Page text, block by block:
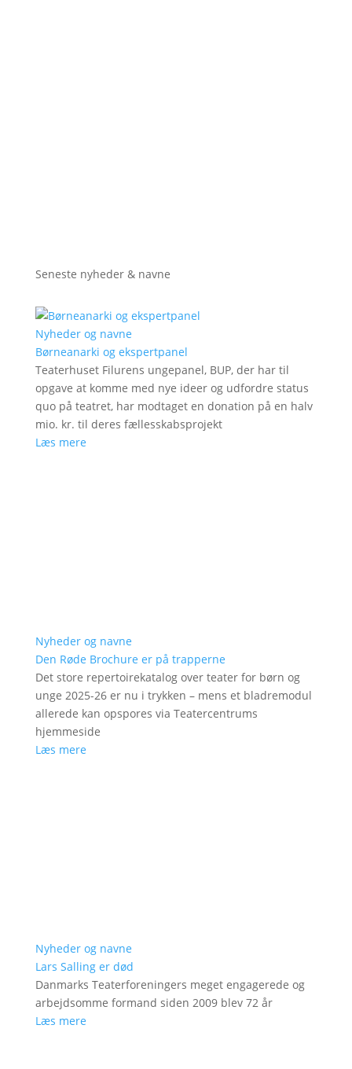
Seneste nyheder & navne
Nyheder og navne
Børneanarki og ekspertpanel
Teaterhuset Filurens ungepanel, BUP, der har til
opgave at komme med nye ideer og udfordre status
quo på teatret, har modtaget en donation på en halv
mio. kr. til deres fællesskabsprojekt
Læs mere
Nyheder og navne
Den Røde Brochure er på trapperne
Det store repertoirekatalog over teater for børn og
unge 2025-26 er nu i trykken – mens et bladremodul
allerede kan opspores via Teatercentrums
hjemmeside
Læs mere
Nyheder og navne
Lars Salling er død
Danmarks Teaterforeningers meget engagerede og
arbejdsomme formand siden 2009 blev 72 år
Læs mere